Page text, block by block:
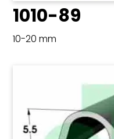
1010-89
10-20 mm